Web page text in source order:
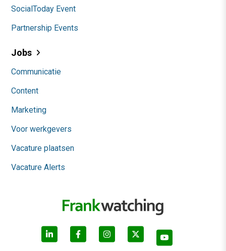
SocialToday Event
Partnership Events
Jobs
Communicatie
Content
Marketing
Voor werkgevers
Vacature plaatsen
Vacature Alerts